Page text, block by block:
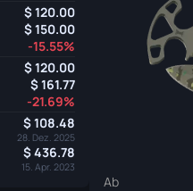
120.00
150.00
-15.55%
120.00
161.77
-21.69%
108.48
28. Dez. 2025
436.78
15. Apr. 2023
Ab